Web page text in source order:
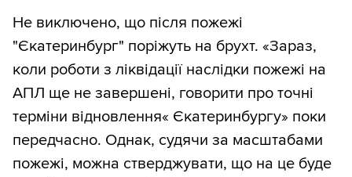
Не виключено, що після пожежі
"Єкатеринбург" поріжуть на брухт. «Зараз,
коли роботи з ліквідації наслідки пожежі на
АПЛ ще не завершені, говорити про точні
терміни відновлення« Єкатеринбургу» поки
передчасно. Однак, судячи за масштабами
пожежі, можна стверджувати, що на це буде